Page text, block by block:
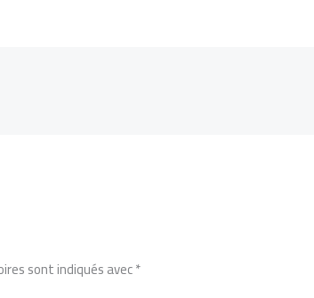
sont indiqués avec*